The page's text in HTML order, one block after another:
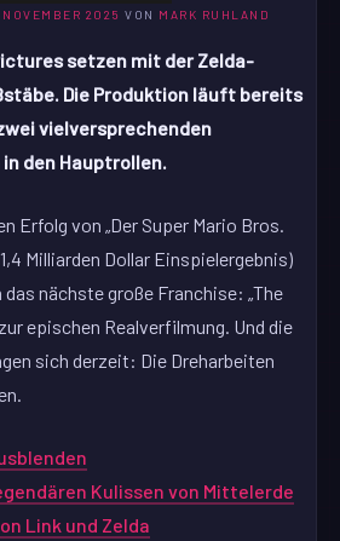
NOVEMBER 2025 VON MARK RUHLAND
setzen mit der Zelda-
Die Produktion läuft bereits
vielversprechenden
den Hauptrollen.
Erfolg von „Der Super Mario Bros.
Milliarden Dollar Einspielergebnis)
nächste große Franchise: „The
epischen Realverfilmung. Und die
sich derzeit: Die Dreharbeiten
Kulissen von Mittelerde
Link und Zelda